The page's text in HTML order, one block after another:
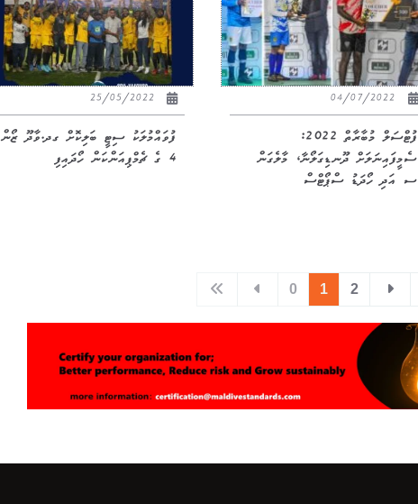
ފުޓްސަލް މުބާރާތް 2022:
ސެމީފައިނަލަށް ދޫނޑިގަލޯނާ، މާލެގަން
ސ އަދި ހޯދަޑު ސްޕޯޓްސް
25/05/2022
ފުވައްމުލަކު ސިޓީ ބަލިކޮށް ގދ.ވާދޫ ޒޯން
4 ގެ ޗެމްޕިއަންކަން ހޯދައިފި
0 1 2